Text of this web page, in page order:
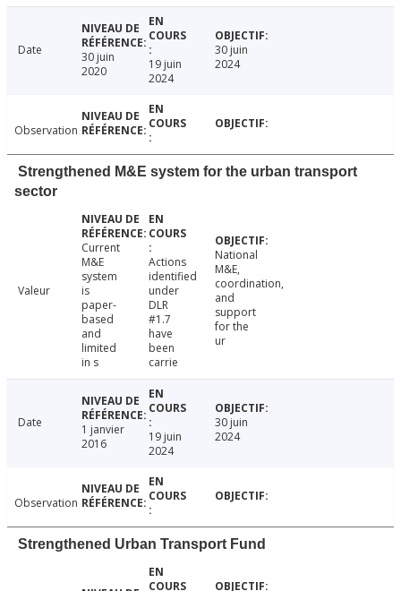
Date
30 juin
2020
19 juin
2024
30 juin
2024
Observation
Strengthened M&E system for the urban transport
sector
Valeur
Current
M&E
system
is
paper-
based
and
limited
in s
Actions
identified
under
DLR
#1.7
have
been
carrie
National
M&E,
coordination,
and
support
for the
ur
Date
1 janvier
2016
19 juin
2024
30 juin
2024
Observation
Strengthened Urban Transport Fund